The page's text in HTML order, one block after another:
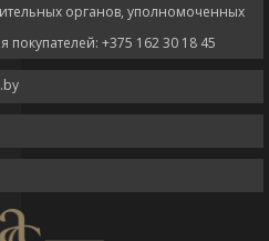
органов, уполномоченных
+375 162 30 18 45